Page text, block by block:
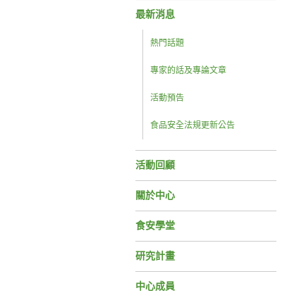
最新消息
熱門話題
專家的話及專論文章
活動預告
食品安全法規更新公告
活動回顧
關於中心
食安學堂
研究計畫
中心成員